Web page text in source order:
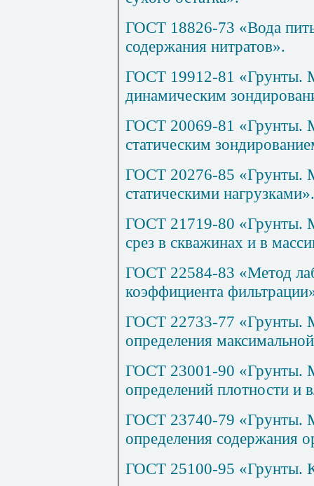
ГОСТ 18826-73 «Вода
содержания нитратов».
ГОСТ 19912-81 «Грунты.
динамическим
ГОСТ 20069-81 «Грунты.
статическим
ГОСТ 20276-85 «Грунты.
статическими нагрузками».
ГОСТ 21719-80 «Грунты.
срез в скважинах и в
ГОСТ 22584-83 «Метод
коэффициента
ГОСТ 22733-77 «Грунты.
определения
ГОСТ 23001-90 «Грунты.
определений плотности и
ГОСТ 23740-79 «Грунты.
определения содержания
ГОСТ 25100-95 «Грунты.